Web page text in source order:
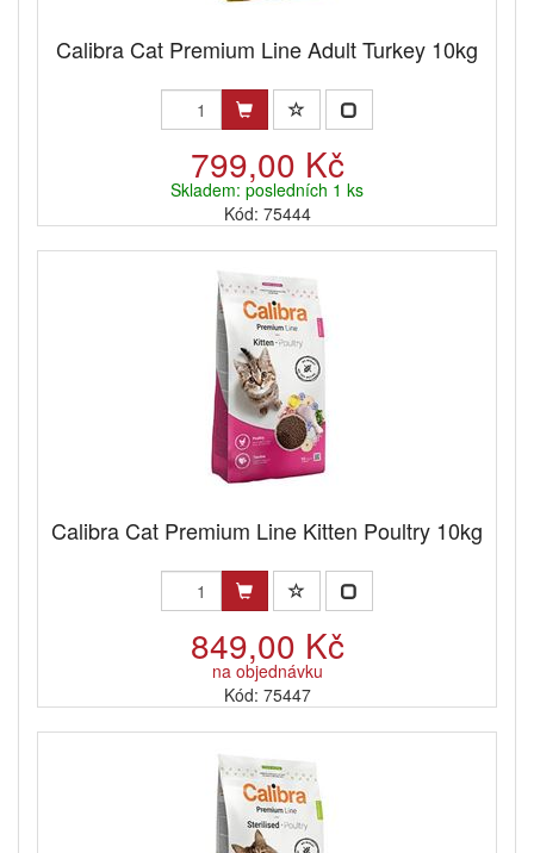
Calibra Cat Premium Line Adult Turkey 10kg
799,00 Kč
Skladem: posledních 1 ks
Kód: 75444
Calibra Cat Premium Line Kitten Poultry 10kg
849,00 Kč
na objednávku
Kód: 75447